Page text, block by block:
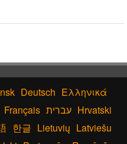
Deutsch Ελληνικά
Français עברית Hrvatski
한글 Lietuvių Latviešu